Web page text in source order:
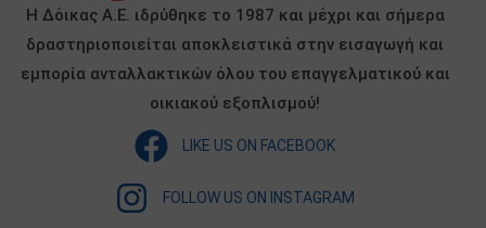
Η Δόικας Α.Ε. ιδρύθηκε το 1987 και μέχρι και σήμερα
δραστηριοποιείται αποκλειστικά στην εισαγωγή και
εμπορία ανταλλακτικών όλου του επαγγελματικού και
οικιακού εξοπλισμού!
LIKE US ON FACEBOOK
FOLLOW US ON INSTAGRAM